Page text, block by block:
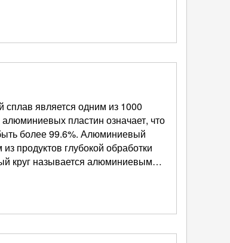
является одним из 1000
пластин означает, что
Алюминиевый
продуктов глубокой обработки
круг называется алюминиевым